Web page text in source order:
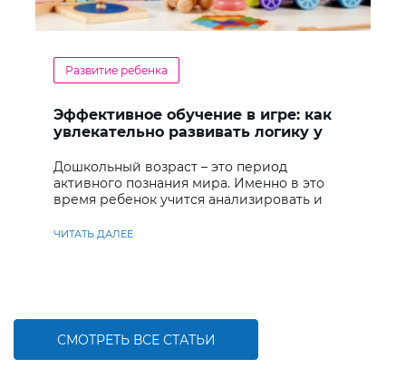
Развитие ребенка
Эффективное обучение в игре: как
увлекательно развивать логику у
Дошкольный возраст – это период
активного познания мира. Именно в это
время ребенок учится анализировать и
ЧИТАТЬ ДАЛЕЕ
СМОТРЕТЬ ВСЕ СТАТЬИ